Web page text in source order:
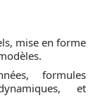
mise en forme
formules
et